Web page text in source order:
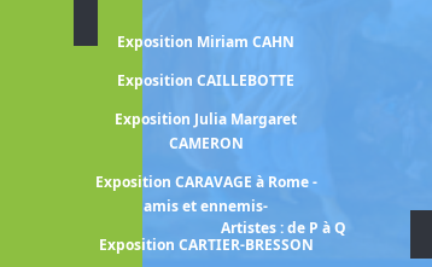
Exposition Miriam CAHN
Exposition CAILLEBOTTE
Exposition Julia Margaret
CAMERON
Exposition CARAVAGE à Rome -
amis et ennemis-
Exposition CARTIER-BRESSON
Artistes : de P à Q